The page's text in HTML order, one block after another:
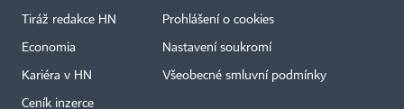
Tiráž redakce HN
Economia
Kariéra v HN
Ceník inzerce
Prohlášení o cookies
Nastavení soukromí
Všeobecné smluvní podmínky